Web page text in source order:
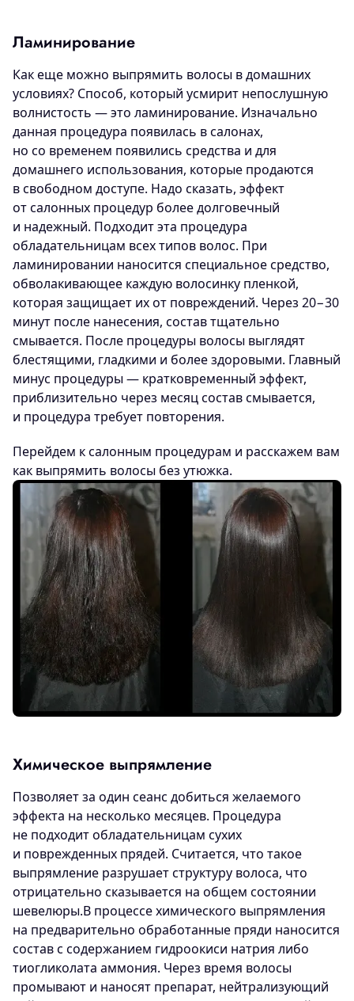
Ламинирование
Как еще можно выпрямить волосы в домашних
условиях? Способ, который усмирит непослушную
волнистость — это ламинирование. Изначально
данная процедура появилась в салонах,
но со временем появились средства и для
домашнего использования, которые продаются
в свободном доступе. Надо сказать, эффект
от салонных процедур более долговечный
и надежный. Подходит эта процедура
обладательницам всех типов волос. При
ламинировании наносится специальное средство,
обволакивающее каждую волосинку пленкой,
которая защищает их от повреждений. Через 20−30
минут после нанесения, состав тщательно
смывается. После процедуры волосы выглядят
блестящими, гладкими и более здоровыми. Главный
минус процедуры — кратковременный эффект,
приблизительно через месяц состав смывается,
и процедура требует повторения.
Перейдем к салонным процедурам и расскажем вам
как выпрямить волосы без утюжка.
Химическое выпрямление
Позволяет за один сеанс добиться желаемого
эффекта на несколько месяцев. Процедура
не подходит обладательницам сухих
и поврежденных прядей. Считается, что такое
выпрямление разрушает структуру волоса, что
отрицательно сказывается на общем состоянии
шевелюры.В процессе химического выпрямления
на предварительно обработанные пряди наносится
состав с содержанием гидроокиси натрия либо
тиогликолата аммония. Через время волосы
промывают и наносят препарат, нейтрализующий